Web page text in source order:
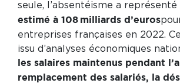
seule, l’absentéisme a représenté
estimé à 108 milliards d’euros
entreprises françaises en 2022.
issu d’analyses économiques
les salaires maintenus pendant
remplacement des salariés, la